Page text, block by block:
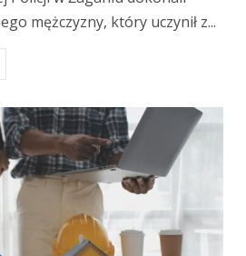
mężczyzny, który uczynił z...